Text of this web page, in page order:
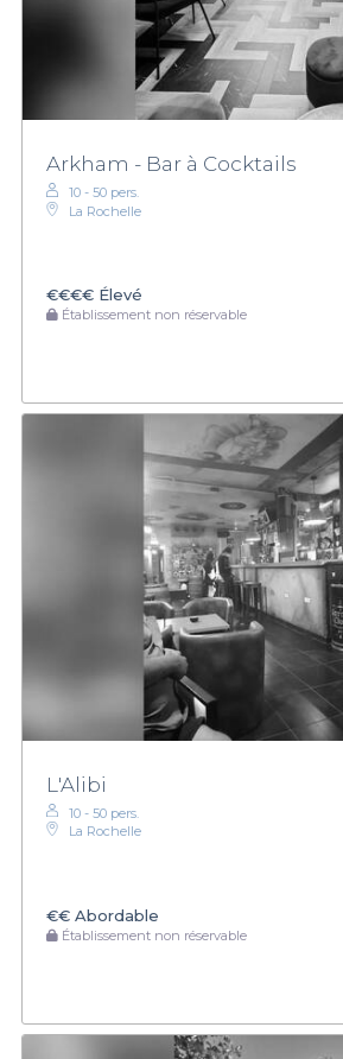
Arkham - Bar à Cocktails
10 - 50 pers.
La Rochelle
€€€€ Élevé
Établissement non réservable
L'Alibi
10 - 50 pers.
La Rochelle
€€ Abordable
Établissement non réservable